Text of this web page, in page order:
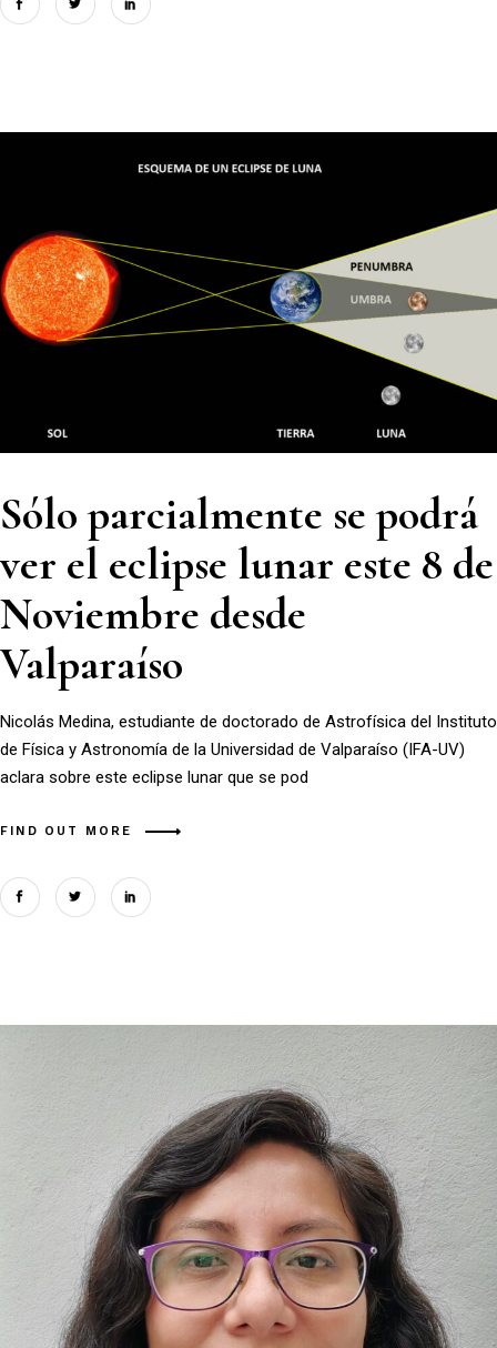
Sólo parcialmente se podrá
ver el eclipse lunar este 8 de
Noviembre desde
Valparaíso
Nicolás Medina, estudiante de doctorado de Astrofísica del Instituto
de Física y Astronomía de la Universidad de Valparaíso (IFA-UV)
aclara sobre este eclipse lunar que se pod
FIND OUT MORE